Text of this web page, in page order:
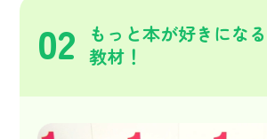
02
もっと本が好きにな
教材！